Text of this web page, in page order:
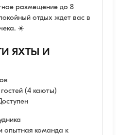
размещение до 8
отдых ждет вас в
☀️
ЯХТЫ И
(4 каюты)
команда к